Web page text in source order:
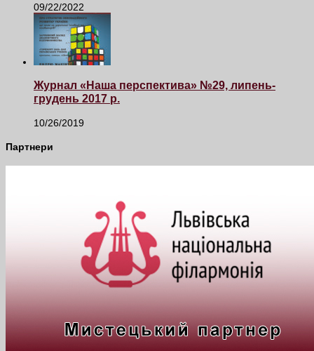
09/22/2022
Журнал «Наша перспектива» №29, липень-
грудень 2017 р.
10/26/2019
Партнери